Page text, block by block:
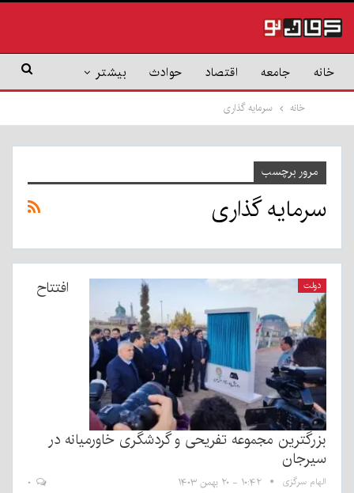
خانه جامعه اقتصاد حوادث بیشتر
خانه سرمایه گذاری
مرور برچسب
سرمایه گذاری
دولت افتتاح
بزرگترین مجموعه تفریحی و گردشگری خاورمیانه در
سیرجان
الهام سرگزی ۱۰:۴۲ - ۲۰ بهمن ۱۴۰۳